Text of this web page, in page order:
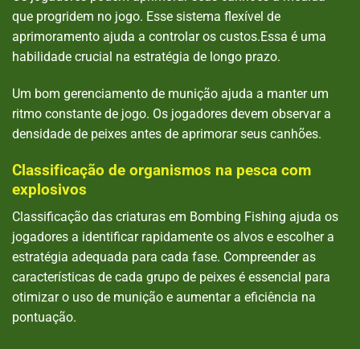
que progridem no jogo. Esse sistema flexível de
aprimoramento ajuda a controlar os custos.Essa é uma
habilidade crucial na estratégia de longo prazo.
Um bom gerenciamento de munição ajuda a manter um
ritmo constante de jogo. Os jogadores devem observar a
densidade de peixes antes de aprimorar seus canhões.
Classificação de organismos na pesca com
explosivos
Classificação das criaturas em Bombing Fishing ajuda os
jogadores a identificar rapidamente os alvos e escolher a
estratégia adequada para cada fase. Compreender as
características de cada grupo de peixes é essencial para
otimizar o uso de munição e aumentar a eficiência na
pontuação.